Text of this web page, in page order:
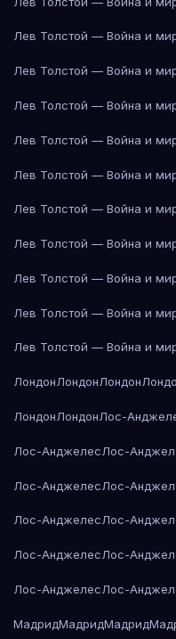
Лев Толстой — Война и
Лев Толстой — Война и
Лев Толстой — Война и
Лев Толстой — Война и
Лев Толстой — Война и
Лев Толстой — Война и
Лев Толстой — Война и
Лев Толстой — Война и
Лев Толстой — Война и
Лев Толстой — Война и
ЛондонЛондонЛондон
ЛондонЛондонЛос-
Лос-АнджелесЛос-
Лос-АнджелесЛос-
Лос-АнджелесЛос-
Лос-АнджелесЛос-
Лос-АнджелесЛос-
МадридМадридМадрид